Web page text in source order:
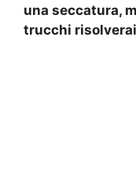
una seccatura,
trucchi